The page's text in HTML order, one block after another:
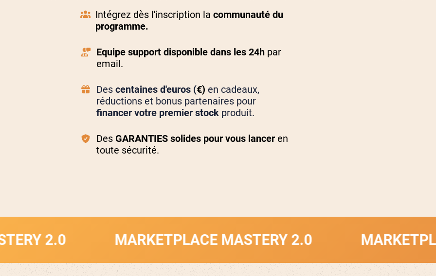
Intégrez dès l'inscription lacommunauté du
programme.
Equipe support disponible dans les 24hpar
email.
Des centaines d'euros (€) en cadeaux,
réductions et bonus partenaires pour
financer votre premier stock produit.
Des GARANTIES solides pour vous lancer en
toute sécurité.
MARKETPLACE MASTERY 2.0 MARKETPLACE